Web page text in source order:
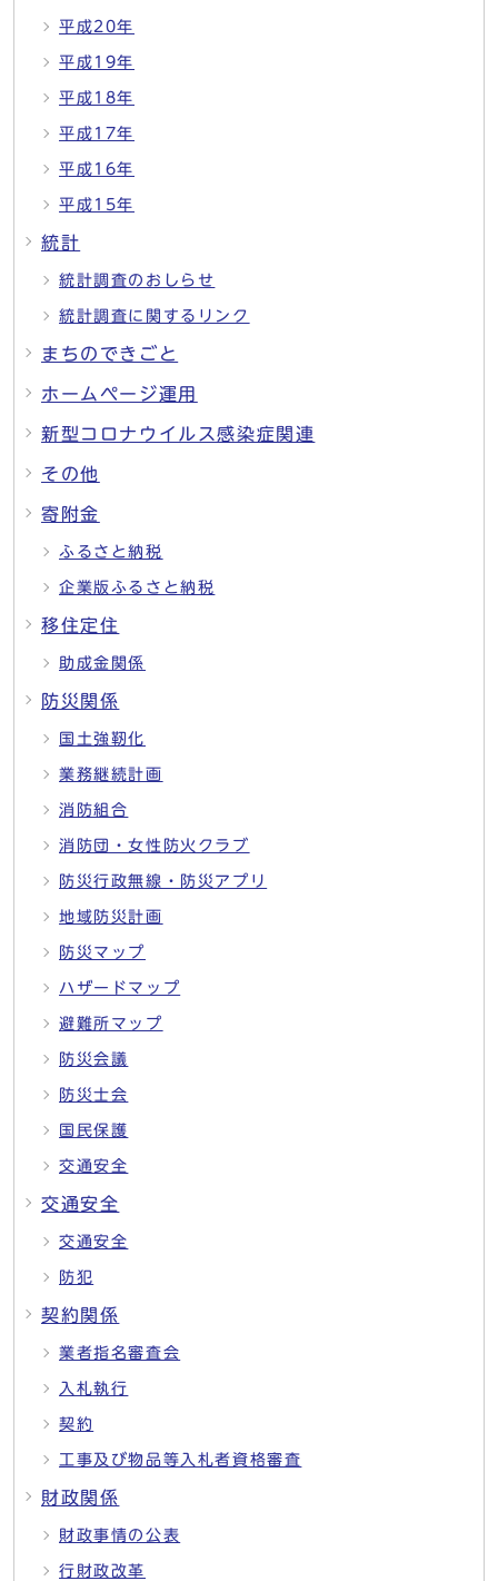
平成20年
平成19年
平成18年
平成17年
平成16年
平成15年
統計
統計調査のおしらせ
統計調査に関するリンク
まちのできごと
ホームページ運用
新型コロナウイルス感染症関連
その他
寄附金
ふるさと納税
企業版ふるさと納税
移住定住
助成金関係
防災関係
国土強靭化
業務継続計画
消防組合
消防団・女性防火クラブ
防災行政無線・防災アプリ
地域防災計画
防災マップ
ハザードマップ
避難所マップ
防災会議
防災士会
国民保護
交通安全
交通安全
交通安全
防犯
契約関係
業者指名審査会
入札執行
契約
工事及び物品等入札者資格審査
財政関係
財政事情の公表
行財政改革